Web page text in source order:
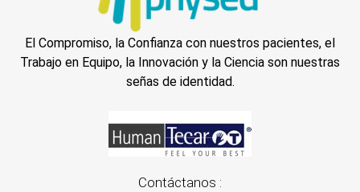
El Compromiso, la Confianza con nuestros pacientes, el
Trabajo en Equipo, la Innovación y la Ciencia son nuestras
señas de identidad.
Contáctanos :